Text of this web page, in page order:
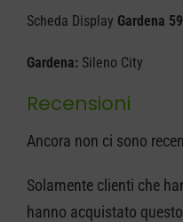
Gardena
592910001
Scheda Display Gardena
Gardena:Sileno City
Recensioni
Ancora non ci sono
Solamente clienti che
hanno acquistato